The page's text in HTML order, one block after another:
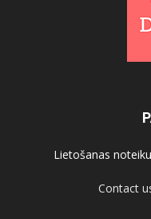
Lietošanas
Contact